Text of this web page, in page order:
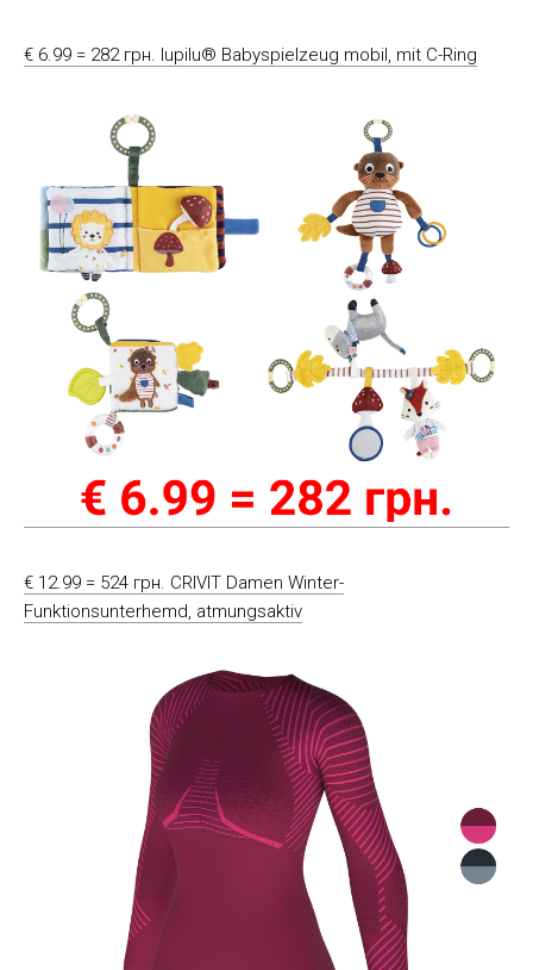
€ 6.99 = 282 грн. lupilu® Babyspielzeug mobil, mit C-Ring
€ 12.99 = 524 грн. CRIVIT Damen Winter-
Funktionsunterhemd, atmungsaktiv